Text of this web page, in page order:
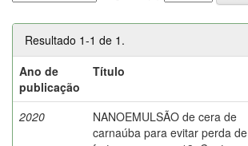
Resultado 1-1 de 1.
Ano de
publicação
Título
2020
NANOEMULSÃO de cera de
carnaúba para evitar perda de